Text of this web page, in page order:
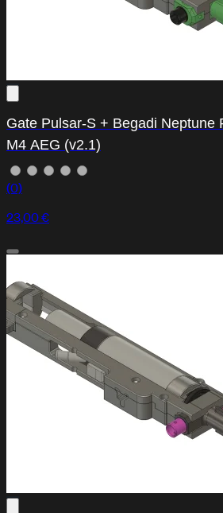
Gate Pulsar-S + Begadi Neptune
M4 AEG (v2.1)
(0)
23,00 €